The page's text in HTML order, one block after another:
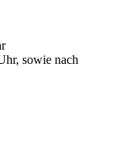
sowie nach